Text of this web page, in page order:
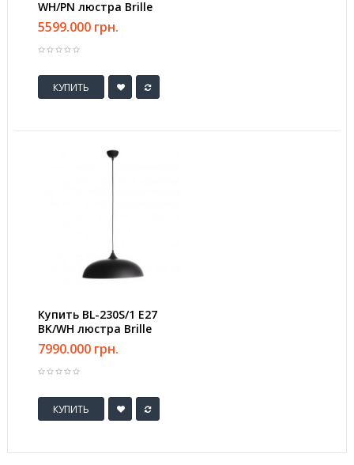
WH/PN люстра Brille
5599.000 грн.
КУПИТЬ
Купить BL-230S/1 E27
BK/WH люстра Brille
7990.000 грн.
КУПИТЬ